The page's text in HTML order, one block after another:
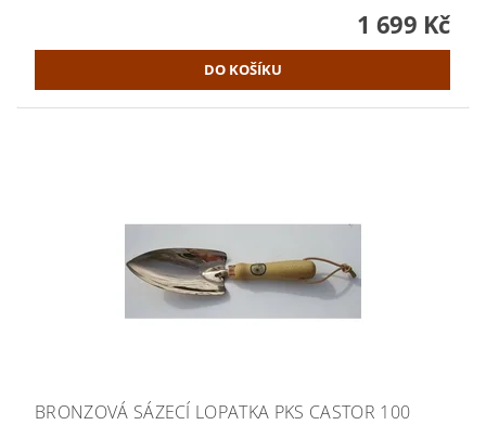
1 699 Kč
BRONZOVÁ SÁZECÍ LOPATKA PKS CASTOR 100